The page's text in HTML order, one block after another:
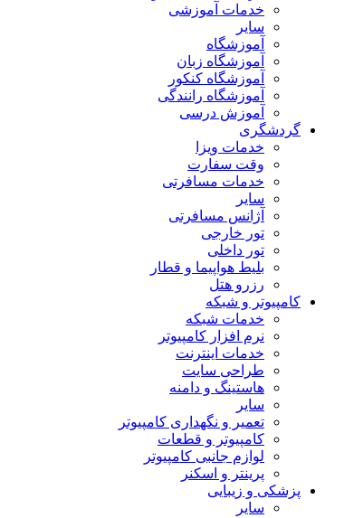
خدمات آموزشی
سایر
آموزشگاه
آموزشگاه زبان
آموزشگاه کنکور
آموزشگاه رانندگی
آموزش درسی
گردشگری
خدمات ویزا
وقت سفارت
خدمات مسافرتی
سایر
آژانس مسافرتی
تور خارجی
تور داخلی
بلیط هواپیما و قطار
رزرو هتل
کامپیوتر و شبکه
خدمات شبکه
نرم افزار کامپیوتر
خدمات اینترنت
طراحی سایت
هاستینگ و دامنه
سایر
تعمیر و نگهداری کامپیوتر
کامپیوتر و قطعات
لوازم جانبی کامپیوتر
پرینتر و اسکنر
پزشکی و زیبایی
سایر